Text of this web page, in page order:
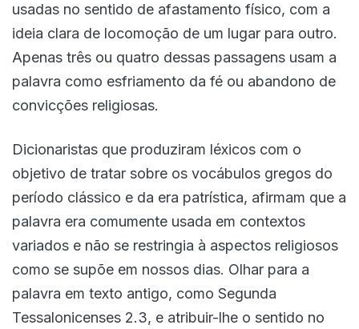
usadas no sentido de afastamento físico, com a
ideia clara de locomoção de um lugar para outro.
Apenas três ou quatro dessas passagens usam a
palavra como esfriamento da fé ou abandono de
convicções religiosas.
Dicionaristas que produziram léxicos com o
objetivo de tratar sobre os vocábulos gregos do
período clássico e da era patrística, afirmam que a
palavra era comumente usada em contextos
variados e não se restringia à aspectos religiosos
como se supõe em nossos dias. Olhar para a
palavra em texto antigo, como Segunda
Tessalonicenses 2.3, e atribuir-lhe o sentido no